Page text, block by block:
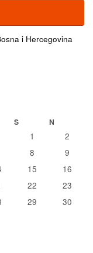
i Hercegovina
S N
1
2
8
9
15
16
22
23
29
30